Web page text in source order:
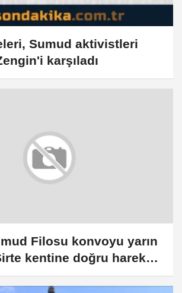
Sumud aktivistleri
karşıladı
Filosu konvoyu yarın
kentine doğru hareket
aldı